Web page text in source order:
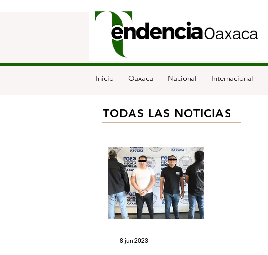
Inicio Oaxaca Nacional Internacional
TODAS LAS NOTICIAS
8 jun 2023